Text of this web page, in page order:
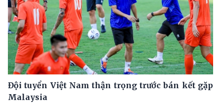
Đội tuyển Việt Nam thận trọng trước bán kết gặp
Malaysia